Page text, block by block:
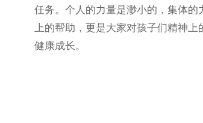
任务。个人的力量是渺小的，集体
上的帮助，更是大家对孩子们精神
健康成长。